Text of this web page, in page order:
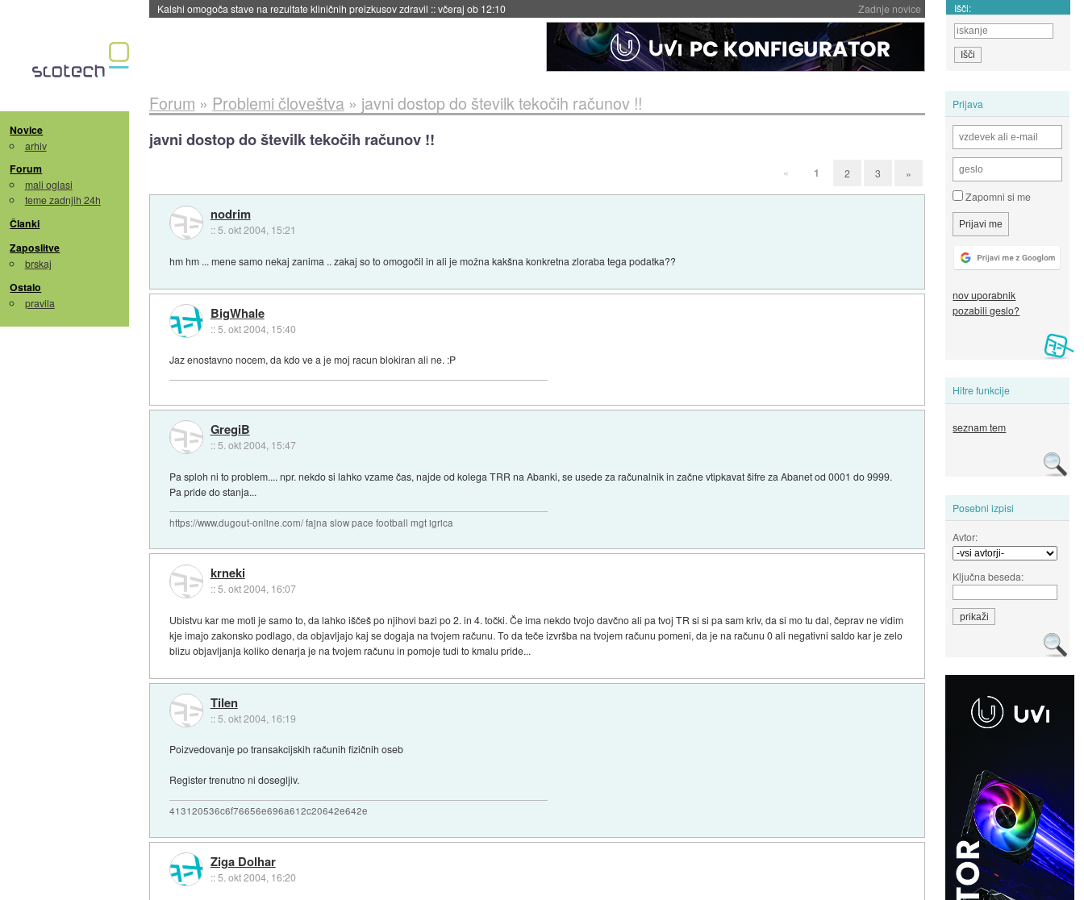
Zadnje novice
Sandisk že prodal več kot polovico SSD-jev za naslednji dve leti::včeraj ob 11:37 Išči:
Novice
arhiv
Forum
mali oglasi
teme zadnjih 24h
Članki
Zaposlitve
brskaj
Ostalo
pravila
Prijava
Zapomni si me
nov uporabnik
pozabili geslo?
Hitre funkcije
seznam tem
Posebni izpisi
Avtor:
Ključna beseda:
Forum » Problemi človeštva» javni dostop do številk tekočih računov !!
javni dostop do številk tekočih računov !!
« 1 2 3 »
nodrim
:: 5. okt 2004, 15:21
hm hm ... mene samo nekaj zanima .. zakaj so to omogočil in ali je možna kakšna konkretna zloraba tega podatka??
BigWhale
::5. okt 2004, 15:40
Jaz enostavno nocem, da kdo ve a je moj racun blokiran ali ne. :P
GregiB
:: 5. okt 2004, 15:47
Pa sploh ni to problem.... npr. nekdo si lahko vzame čas, najde od kolega TRR na Abanki, se usede za računalnik in začne vtipkavat šifre za Abanet od 0001 do 9999.
Pa pride do stanja...
https://www.dugout-online.com/ fajna slow pace football mgt igrica
krneki
::5. okt 2004, 16:07
Ubistvu kar me moti je samo to, da lahko iščeš po njihovi bazi po 2. in 4. točki. Če ima nekdo tvojo davčno ali pa tvoj TR si si pa sam kriv, da si mo tu dal, čeprav ne vidim
kje imajo zakonsko podlago, da objavljajo kaj se dogaja na tvojem računu. To da teče izvršba na tvojem računu pomeni, da je na računu 0 ali negativni saldo kar je zelo
blizu objavljanja koliko denarja je na tvojem računu in pomoje tudi to kmalu pride...
Tilen
:: 5. okt 2004, 16:19
Poizvedovanje po transakcijskih računih fizičnih oseb
Register trenutno ni dosegljiv.
413120536c6f76656e696a612c20642e642e
Ziga Dolhar
::5. okt 2004, 16:20